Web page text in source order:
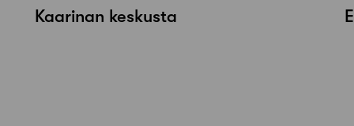
Kaarinan keskusta